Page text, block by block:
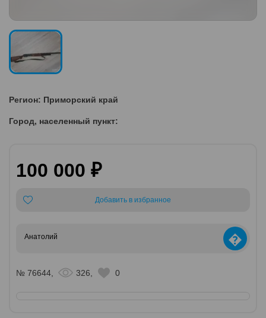
Регион: Приморский край
Город, населенный пункт:
100 000 ₽
Добавить в избранное
Анатолий �
№ 76644, 326, 0